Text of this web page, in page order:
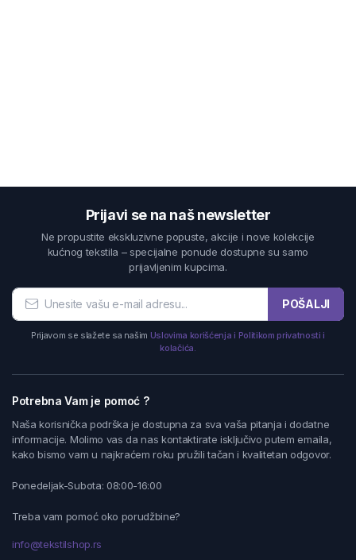
Prijavi se na naš newsletter
Ne propustite ekskluzivne popuste, akcije i nove kolekcije
kućnog tekstila – specijalne ponude dostupne su samo
prijavljenim kupcima.
POŠALJI
Prijavom se slažete sa našim Uslovima korišćenja i Politikom privatnosti i
kolačića.
Potrebna Vam je pomoć ?
Naša korisnička podrška je dostupna za sva vaša pitanja i dodatne
informacije. Molimo vas da nas kontaktirate isključivo putem emaila,
kako bismo vam u najkraćem roku pružili tačan i kvalitetan odgovor.
Ponedeljak-Subota: 08:00-16:00
Treba vam pomoć oko porudžbine?
info@tekstilshop.rs